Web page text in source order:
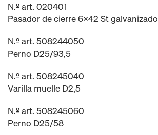
N.º art. 020401
Pasador de cierre 6x42 St galvanizado
N.º art. 508244050
Perno D25/93,5
N.º art. 508245040
Varilla muelle D2,5
N.º art. 508245060
Perno D25/58